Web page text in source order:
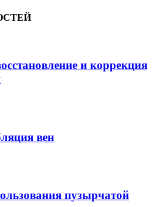
и коррекция
вен
пузырчатой